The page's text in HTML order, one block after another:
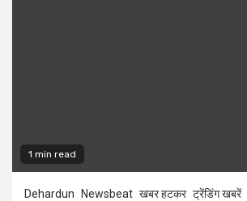
1 min read
Dehardun Newsbeat खबर हटकर ट्रेंडिंग खबरें